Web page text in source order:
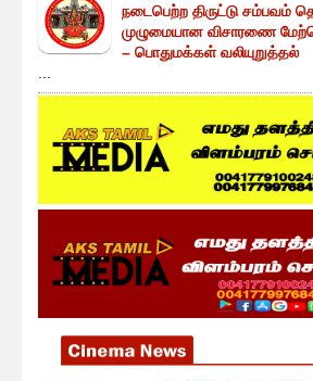
நடைபெற்ற திருட்டு சம்பவம்
முழுமையான விசாரணை
– பொதுமக்கள் வலியுறுத்தல்